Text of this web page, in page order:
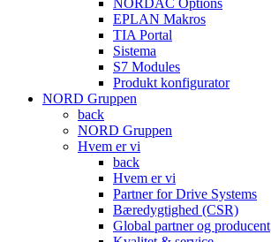
NORDAC Options
EPLAN Makros
TIA Portal
Sistema
S7 Modules
Produkt konfigurator
NORD Gruppen
back
NORD Gruppen
Hvem er vi
back
Hvem er vi
Partner for Drive Systems
Bæredygtighed (CSR)
Global partner og producent